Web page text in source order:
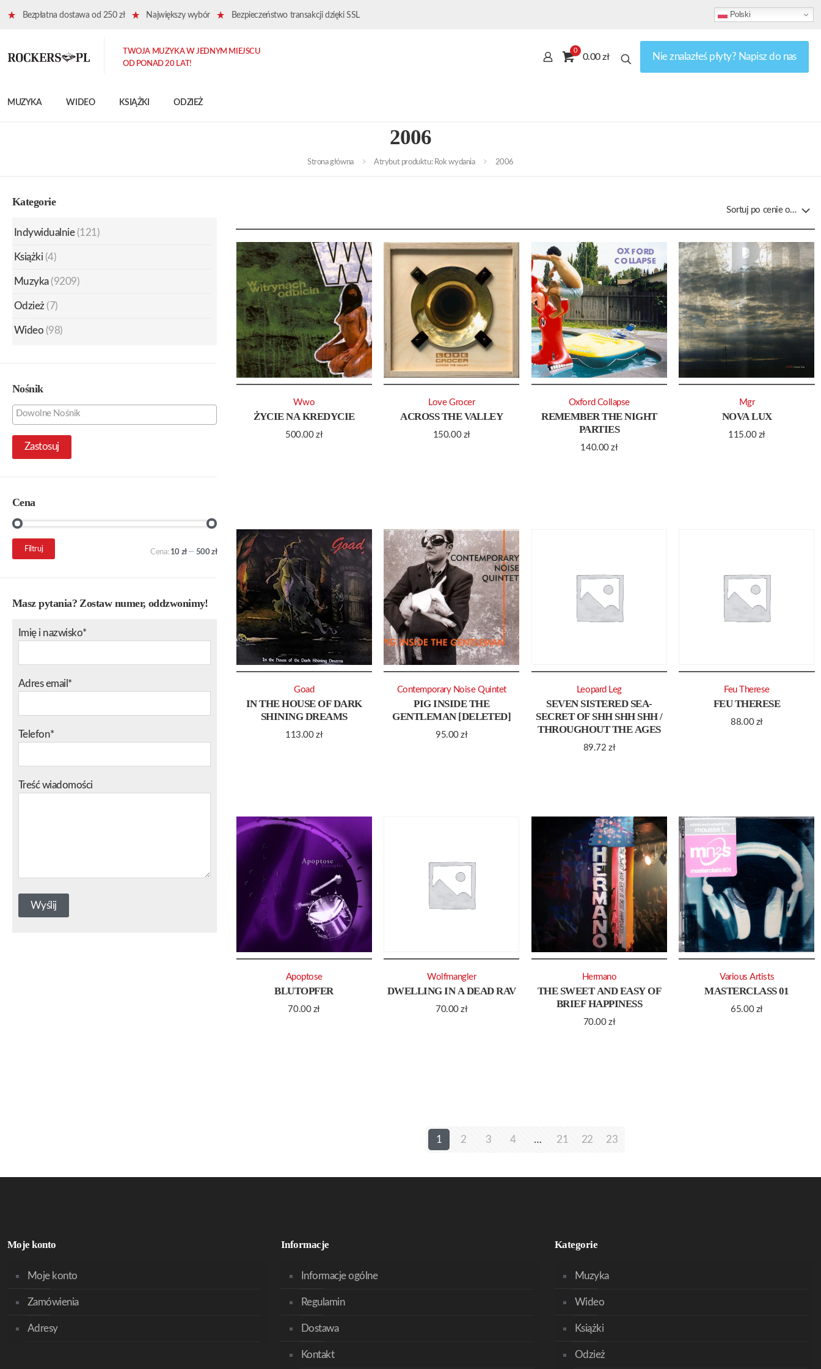
Bezpłatna dostawa od 250 zł Największy wybór Bezpieczeństwo transakcji dzięki SSL Polski
MUZYKA WIDEO KSIĄŻKI ODZIEŻ
TWOJA MUZYKA W JEDNYM MIEJSCU
OD PONAD 20 LAT!
0
0.00 zł Nie znalazłeś płyty? Napisz do nas
2006
Strona główna Atrybut produktu: Rok wydania 2006
ŻYCIE NA KREDYCIE
500.00zł
Wwo
ACROSS THE VALLEY
150.00 zł
Love Grocer
REMEMBER THE NIGHT
PARTIES
140.00zł
Oxford Collapse
NOVA LUX
115.00 zł
Mgr
IN THE HOUSE OF DARK
SHINING DREAMS
113.00zł
Goad
PIG INSIDE THE
GENTLEMAN [DELETED]
95.00zł
Contemporary Noise Quintet
SEVEN SISTERED SEA-
SECRET OF SHH SHH SHH /
THROUGHOUT THE AGES
89.72zł
Leopard Leg
FEU THERESE
88.00 zł
Feu Therese
BLUTOPFER
70.00 zł
Apoptose
DWELLING IN A DEAD RAV
70.00zł
Wolfmangler
THE SWEET AND EASY OF
BRIEF HAPPINESS
70.00zł
Hermano
MASTERCLASS 01
65.00 zł
Various Artists
1 2 3 4 … 21 22 23
Kategorie
Indywidualnie (121)
Książki (4)
Muzyka (9209)
Odzież (7)
Wideo (98)
Nośnik
Zastosuj
Cena
Cena
min.
Cena
maks.
Filtruj Cena: 10 zł— 500 zł
Masz pytania? Zostaw numer, oddzwonimy!
Imię i nazwisko*
Adres email*
Telefon*
Treść wiadomości
Moje konto
Moje konto
Zamówienia
Adresy
Informacje
Informacje ogólne
Regulamin
Dostawa
Kontakt
Kategorie
Muzyka
Wideo
Książki
Odzież